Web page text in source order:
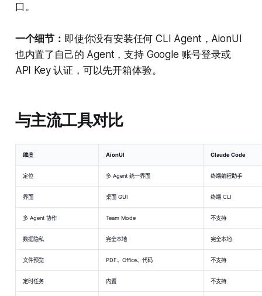
口。
一个细节： 即使你没有安装任何 CLI Agent，AionUI
也内置了自己的 Agent，支持 Google 账号登录或
API Key 认证，可以先开箱体验。
与主流工具对比
维度 AionUI Claude Code
定位 多 Agent 统一界面 终端编程助手
界面 桌面 GUI 终端 CLI
多 Agent 协作 Team Mode 不支持
数据隐私 完全本地 完全本地
文件预览 PDF、Office、代码 不支持
定时任务 内置 不支持